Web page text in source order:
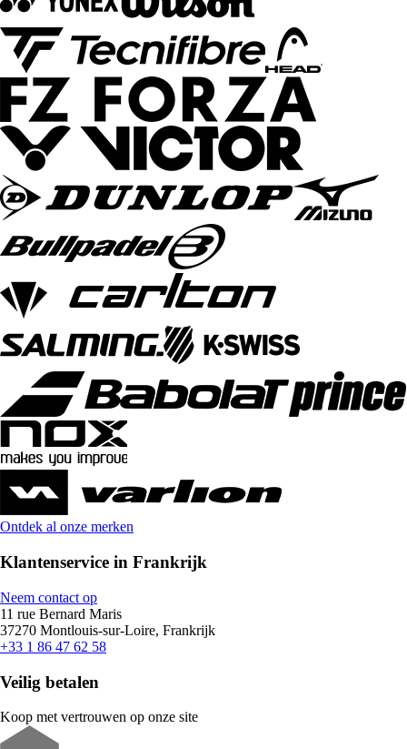
Ontdek al onze merken
Klantenservice in Frankrijk
Neem contact op
11 rue Bernard Maris
37270 Montlouis-sur-Loire, Frankrijk
+33 1 86 47 62 58
Veilig betalen
Koop met vertrouwen op onze site